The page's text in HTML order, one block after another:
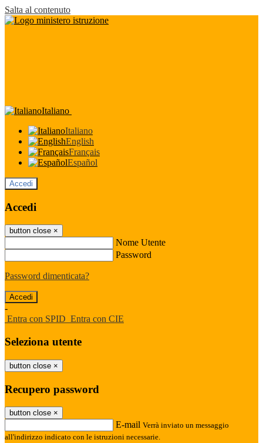
Salta al contenuto
Italiano
Italiano
English
Français
Español
Accedi
Accedi
button close ×
Nome Utente
Password
Password dimenticata?
-
Entra con SPID Entra con CIE
Seleziona utente
button close ×
Recupero password
button close ×
E-mail Verrà inviato un messaggio
all'indirizzo indicato con le istruzioni necessarie.